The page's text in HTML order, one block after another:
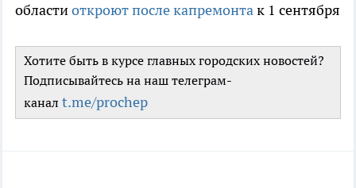
областиоткроют после капремонтак 1 сентября
Хотите быть в курсе главных городских новостей?
Подписывайтесь на наш телеграм-
канал t.me/prochep